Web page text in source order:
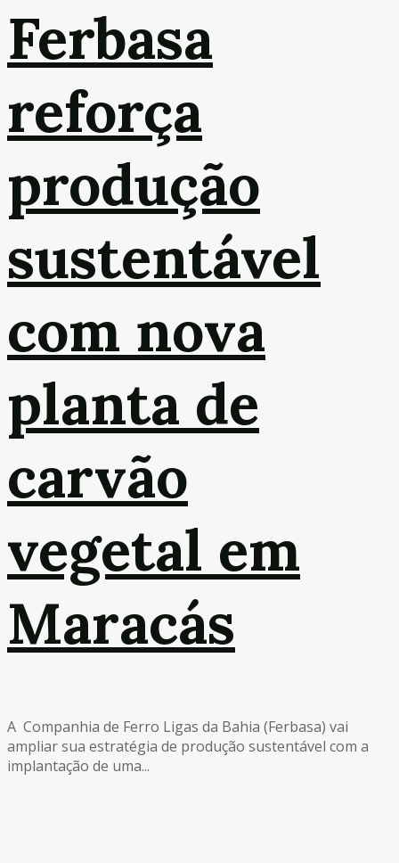
Ferbasa
reforça
produção
sustentável
com nova
planta de
carvão
vegetal em
Maracás
A Companhia de Ferro Ligas da Bahia (Ferbasa) vai
ampliar sua estratégia de produção sustentável com a
implantação de uma...